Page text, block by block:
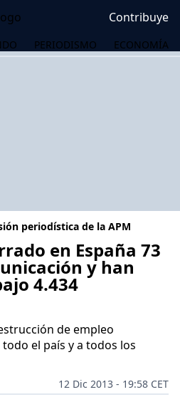
Contribuye
PERIODISMO ECONOMÍA
periodística de la APM
en España 73
y han
4.434
de empleo
el país y a todos los
12 Dic 2013 - 19:58 CET